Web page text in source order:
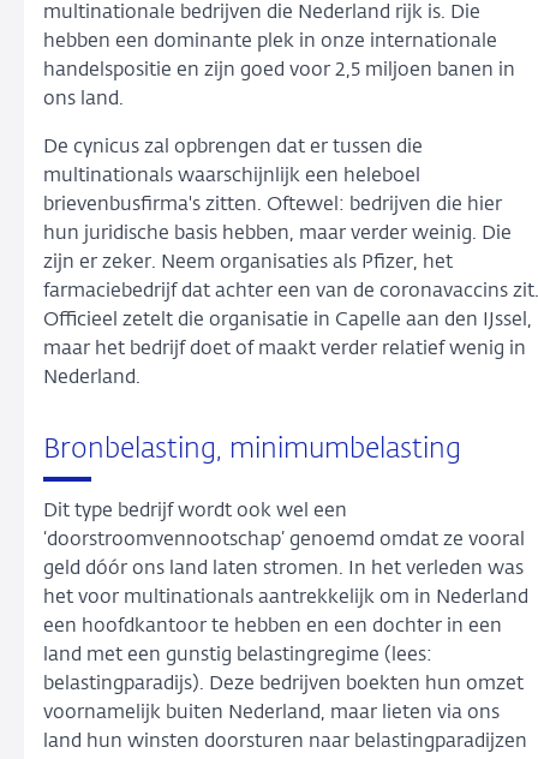
multinationale bedrijven die Nederland rijk is. Die
hebben een dominante plek in onze internationale
handelspositie en zijn goed voor 2,5 miljoen banen in
ons land.
De cynicus zal opbrengen dat er tussen die
multinationals waarschijnlijk een heleboel
brievenbusfirma's zitten. Oftewel: bedrijven die hier
hun juridische basis hebben, maar verder weinig. Die
zijn er zeker. Neem organisaties als Pfizer, het
farmaciebedrijf dat achter een van de coronavaccins zit.
Officieel zetelt die organisatie in Capelle aan den IJssel,
maar het bedrijf doet of maakt verder relatief wenig in
Nederland.
Bronbelasting, minimumbelasting
Dit type bedrijf wordt ook wel een
‘doorstroomvennootschap’ genoemd omdat ze vooral
geld dóór ons land laten stromen. In het verleden was
het voor multinationals aantrekkelijk om in Nederland
een hoofdkantoor te hebben en een dochter in een
land met een gunstig belastingregime (lees:
belastingparadijs). Deze bedrijven boekten hun omzet
voornamelijk buiten Nederland, maar lieten via ons
land hun winsten doorsturen naar belastingparadijzen